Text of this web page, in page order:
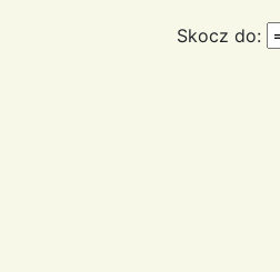
Skocz do: